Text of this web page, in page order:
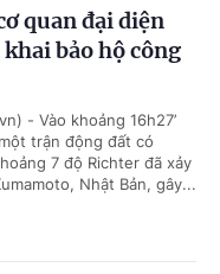
quan đại diện
bảo hộ công
- Vào khoảng 16h27’
trận động đất có
7 độ Richter đã xảy
Nhật Bản, gây...